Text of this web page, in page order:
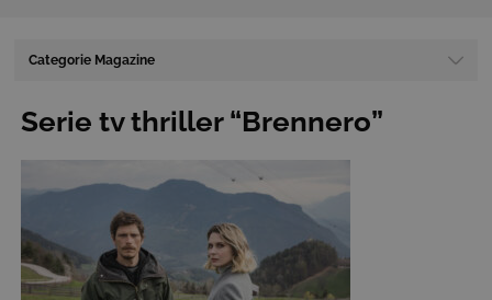
Categorie Magazine
Serie tv thriller “Brennero”